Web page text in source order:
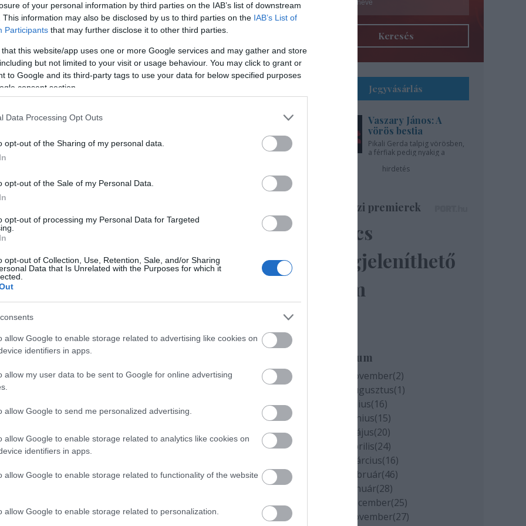
of your personal information by third parties on the IAB’s list of downstream
This information may also be disclosed by us to third parties on the IAB’s List of
Participants that may further disclose it to other third parties.
that this website/app uses one or more Google services and may gather and store
but not limited to your visit or usage behaviour. You may click to grant or
to Google and its third-party tags to use your data for below specified purposes
consent section.
Data Processing Opt Outs
opt-out of the Sharing of my personal data.
opt-out of the Sale of my Personal Data.
opt-out of processing my Personal Data for Targeted
opt-out of Collection, Use, Retention, Sale, and/or Sharing
Data that Is Unrelated with the Purposes for which it
allow Google to enable storage related to advertising like cookies on
identifiers in apps.
allow my user data to be sent to Google for online advertising
allow Google to send me personalized advertising.
allow Google to enable storage related to analytics like cookies on
identifiers in apps.
allow Google to enable storage related to functionality of the website
allow Google to enable storage related to personalization.
Sodró Eliza: "Színészként a katarzist nem
tudjuk garantálni"
„Ilyen rendkívüli és teljesen egyedi helyzettel
még nem kellett szembenéznünk.”
terjedését megakadályozó és érthető kormányzati
Őze Áron: „a színház élő műfaj, amelynek varázsa
A Bartók Kamaraszínház és Művészetek Háza
Magyarországon elsőként előleget fizet jövedelem
bevezetett korlátozások időszaka alatt.
Kovács András Péter: „Mindig átéreztem a
humoristák társadalmi felelősségvállalásának
leghatásosabban szólította meg az embereket a
András Péter karantén slágerével, amely pillanatok
Keresés
Jegyvásárlás
Vaszary János: A
vörös bestia
Pikali Gerda talpig vörösben,
a férfiak pedig nyakig a
hirdetés
Színházi premierek
Nincs
megjeleníthető
elem
Archívum
2020 november(2)
2020 augusztus(1)
2020 július(16)
2020 június(15)
2020 május(20)
2020 április(24)
2020 március(16)
2020 február(46)
2020 január(28)
2019 december(25)
2019 november(27)